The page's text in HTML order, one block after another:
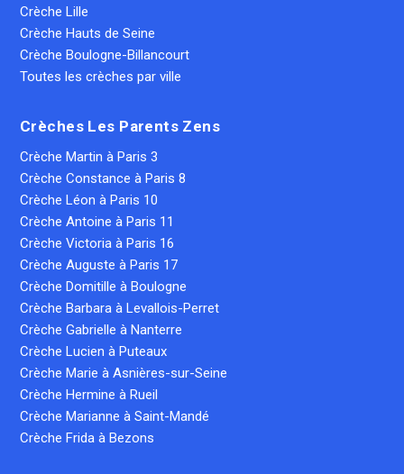
Crèche Lille
Crèche Hauts de Seine
Crèche Boulogne-Billancourt
Toutes les crèches par ville
Crèches Les Parents Zens
Crèche Martin à Paris 3
Crèche Constance à Paris 8
Crèche Léon à Paris 10
Crèche Antoine à Paris 11
Crèche Victoria à Paris 16
Crèche Auguste à Paris 17
Crèche Domitille à Boulogne
Crèche Barbara à Levallois-Perret
Crèche Gabrielle à Nanterre
Crèche Lucien à Puteaux
Crèche Marie à Asnières-sur-Seine
Crèche Hermine à Rueil
Crèche Marianne à Saint-Mandé
Crèche Frida à Bezons